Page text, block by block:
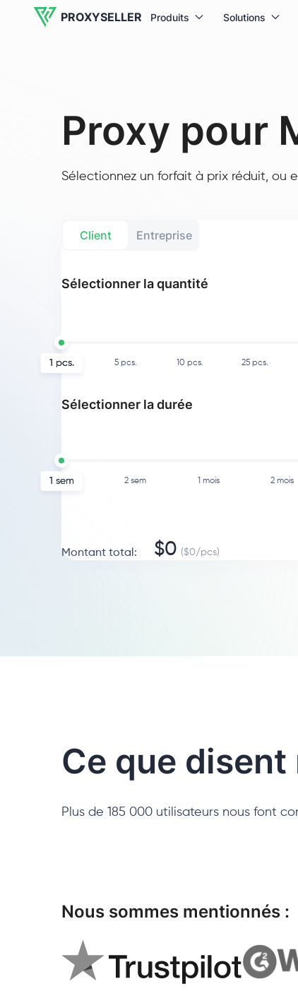
PROXYSELLER Produits Solutions
Proxy pour
Sélectionnez un forfait à prix réduit, ou
Client Entreprise
Sélectionner la quantité
1 pcs. 5 pcs. 10 pcs. 25 pcs.
Sélectionner la durée
1 sem 2 sem 1 mois 2 mois
Montant total : $0 ($0/pcs)
Ce que
Plus de 185 000 utilisateurs nous font
Nous sommes mentionnés :